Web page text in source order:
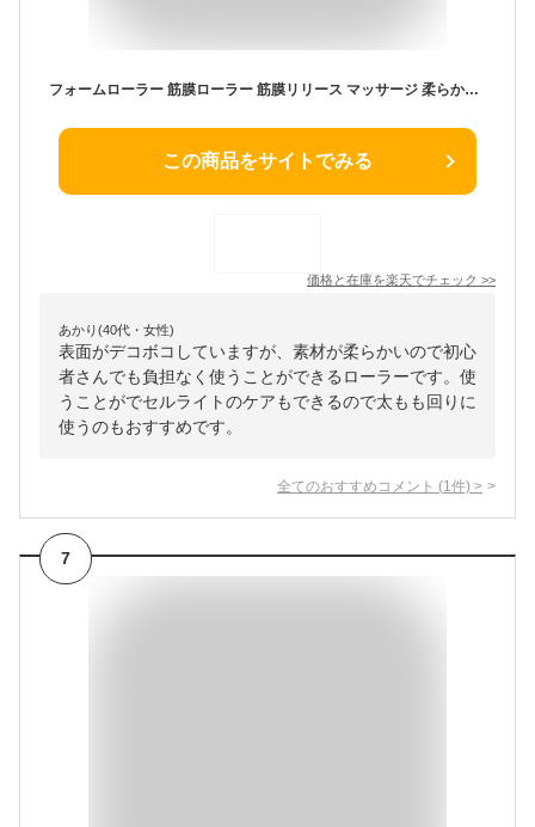
フォームローラー 筋膜ローラー 筋膜リリース マッサージ 柔らかめ ピンク ブラック ブラウン 黒 ストレッチローラー ヨガポール エクササイズ 丈夫 セルライト ふくらはぎ ヨガ ローラー ポール リセットポール エコノミー 症候群 解消 RSL
この商品をサイトでみる
価格と在庫を楽天でチェック >>
あかり(40代・女性)
表面がデコボコしていますが、素材が柔らかいので初心
者さんでも負担なく使うことができるローラーです。使
うことがでセルライトのケアもできるので太もも回りに
使うのもおすすめです。
全てのおすすめコメント (1 件) >
7